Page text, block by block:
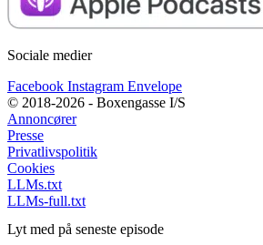
Sociale medier
Facebook Instagram Envelope
© 2018-2026 - Boxengasse I/S
Annoncører
Presse
Privatlivspolitik
Cookies
LLMs.txt
LLMs-full.txt
Lyt med på seneste episode